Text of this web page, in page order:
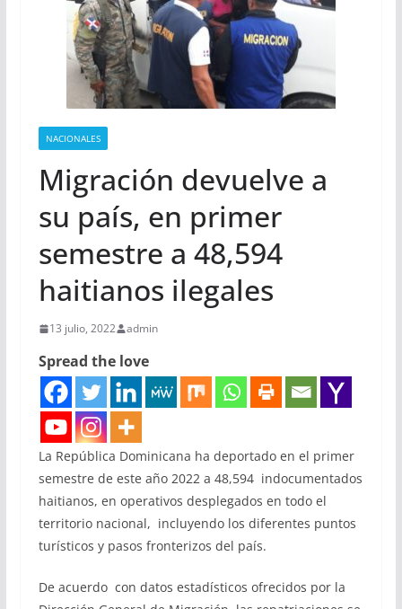
NACIONALES
Migración devuelve a
su país, en primer
semestre a 48,594
haitianos ilegales
13 julio, 2022 admin
Spread the love
La República Dominicana ha deportado en el primer
semestre de este año 2022 a 48,594 indocumentados
haitianos, en operativos desplegados en todo el
territorio nacional, incluyendo los diferentes puntos
turísticos y pasos fronterizos del país.
De acuerdo con datos estadísticos ofrecidos por la